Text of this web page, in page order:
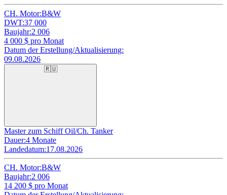
CH. Motor:B&W
DWT:37 000
Baujahr:2 006
4 000 $ pro Monat
Datum der Erstellung/Aktualisierung:
09.08.2026
🇷🇺
Master zum Schiff Oil/Ch. Tanker
Dauer:4 Monate
Landedatum:17.08.2026
CH. Motor:B&W
Baujahr:2 006
14 200 $ pro Monat